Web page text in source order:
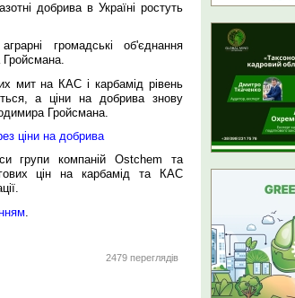
добрива в Україні ростуть
громадські об'єднання
Гройсмана.
мит на КАС і карбамід рівень
а ціни на добрива знову
Гройсмана.
ціни на добрива
групи компаній Ostchem та
цін на карбамід та КАС
2479 переглядів